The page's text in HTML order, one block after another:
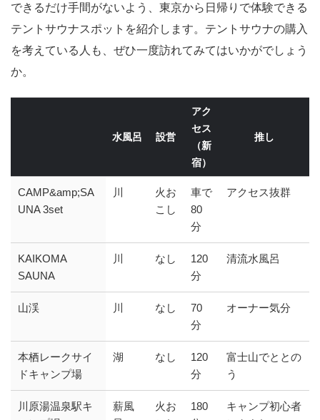
できるだけ手間がないよう、東京から日帰りで体験できる
テントサウナスポットを紹介します。テントサウナの購入
を考えている人も、ぜひ一度訪れてみてはいかがでしょう
か。
水風呂 設営
アク
セス
（新
宿）
推し
CAMP&amp;SA
UNA 3set
川
火お
こし
車で
80
分
アクセス抜群
KAIKOMA
SAUNA
川 なし
120
分
清流水風呂
山渓 川 なし
70
分
オーナー気分
本栖レークサイ
ドキャンプ場
湖 なし
120
分
富士山でととの
う
川原湯温泉駅キ
薪風
火お
180
キャンプ初心者